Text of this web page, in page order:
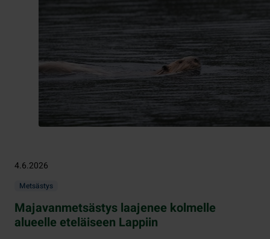
4.6.2026
Metsästys
Majavanmetsästys laajenee kolmelle
alueelle eteläiseen Lappiin